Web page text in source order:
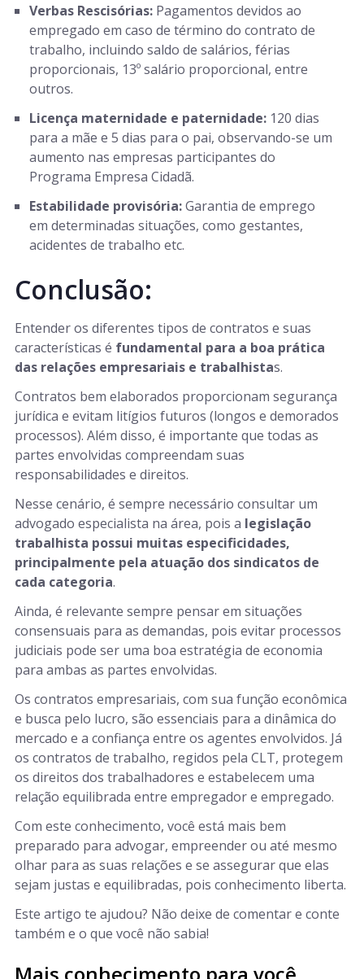
Verbas Rescisórias: Pagamentos devidos ao
empregado em caso de término do contrato de
trabalho, incluindo saldo de salários, férias
proporcionais, 13º salário proporcional, entre
outros.
Licença maternidade e paternidade: 120 dias
para a mãe e 5 dias para o pai, observando-se um
aumento nas empresas participantes do
Programa Empresa Cidadã.
Estabilidade provisória:Garantia de emprego
em determinadas situações, como gestantes,
acidentes de trabalho etc.
Conclusão:
Entender os diferentes tipos de contratos e suas
características é fundamental para a boa prática
das relações empresariais e trabalhistas.
Contratos bem elaborados proporcionam segurança
jurídica e evitam litígios futuros (longos e demorados
processos). Além disso, é importante que todas as
partes envolvidas compreendam suas
responsabilidades e direitos.
Nesse cenário, é sempre necessário consultar um
advogado especialista na área, pois a legislação
trabalhista possui muitas especificidades,
principalmente pela atuação dos sindicatos de
cada categoria.
Ainda, é relevante sempre pensar em situações
consensuais para as demandas, pois evitar processos
judiciais pode ser uma boa estratégia de economia
para ambas as partes envolvidas.
Os contratos empresariais, com sua função econômica
e busca pelo lucro, são essenciais para a dinâmica do
mercado e a confiança entre os agentes envolvidos. Já
os contratos de trabalho, regidos pela CLT, protegem
os direitos dos trabalhadores e estabelecem uma
relação equilibrada entre empregador e empregado.
Com este conhecimento, você está mais bem
preparado para advogar, empreender ou até mesmo
olhar para as suas relações e se assegurar que elas
sejam justas e equilibradas, pois conhecimento liberta.
Este artigo te ajudou? Não deixe de comentar e conte
também e o que você não sabia!
Mais conhecimento para você